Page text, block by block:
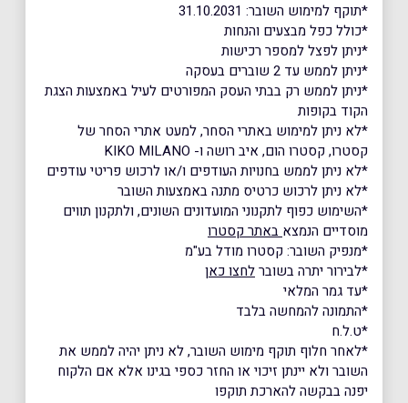
*תוקף למימוש השובר: 31.10.2031
*כולל כפל מבצעים והנחות
*ניתן לפצל למספר רכישות
*ניתן לממש עד 2 שוברים בעסקה
*ניתן לממש רק בבתי העסק המפורטים לעיל באמצעות הצגת
הקוד בקופות
*לא ניתן למימוש באתרי הסחר, למעט אתרי הסחר של
קסטרו, קסטרו הום, איב רושה ו- KIKO MILANO
*לא ניתן לממש בחנויות העודפים ו/או לרכוש פריטי עודפים
*לא ניתן לרכוש כרטיס מתנה באמצעות השובר
*השימוש כפוף לתקנוני המועדונים השונים, ולתקנון תווים
מוסדיים הנמצא באתר קסטרו
*מנפיק השובר: קסטרו מודל בע"מ
*לבירור יתרה בשוברלחצו כאן
*עד גמר המלאי
*התמונה להמחשה בלבד
*ט.ל.ח
*לאחר חלוף תוקף מימוש השובר, לא ניתן יהיה לממש את
השובר ולא יינתן זיכוי או החזר כספי בגינו אלא אם הלקוח
יפנה בבקשה להארכת תוקפו